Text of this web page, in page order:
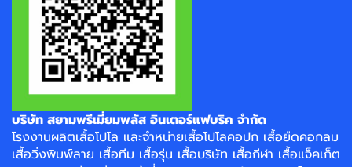
บริษัท สยามพรีเมี่ยมพลัส อินเตอร์แฟบริค จำกัด
โรงงานผลิตเสื้อโปโล และจำหน่ายเสื้อโปโลคอปก เสื้อยืดคอกลม
เสื้อวิ่งพิมพ์ลาย เสื้อทีม เสื้อรุ่น เสื้อบริษัท เสื้อกีฬา เสื้อแจ็คเก็ต